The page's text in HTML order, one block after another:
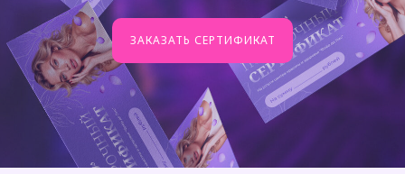
ЗАКАЗАТЬ СЕРТИФИКАТ